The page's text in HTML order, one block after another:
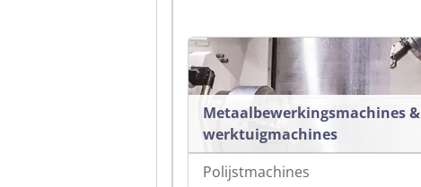
Metaalbewerkingsmachines &
werktuigmachines
Polijstmachines